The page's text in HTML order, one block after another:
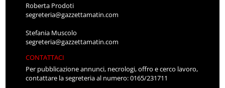
Roberta Prodoti
segreteria@gazzettamatin.com
Stefania Muscolo
segreteria@gazzettamatin.com
CONTATTACI
Per pubblicazione annunci, necrologi, offro e cerco lavoro,
contattare la segreteria al numero: 0165/231711